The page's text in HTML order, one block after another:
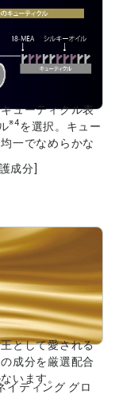
ューティクル表
※4を選択。キュー
一でなめらかな
成分]
として愛される
成分を厳選配合
います。
イティング グロ